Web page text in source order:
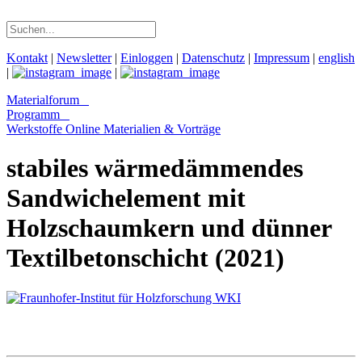
Kontakt | Newsletter| Einloggen | Datenschutz | Impressum | english
|
|
Materialforum
Programm
Werkstoffe Online Materialien & Vorträge
stabiles wärmedämmendes
Sandwichelement mit
Holzschaumkern und dünner
Textilbetonschicht (2021)